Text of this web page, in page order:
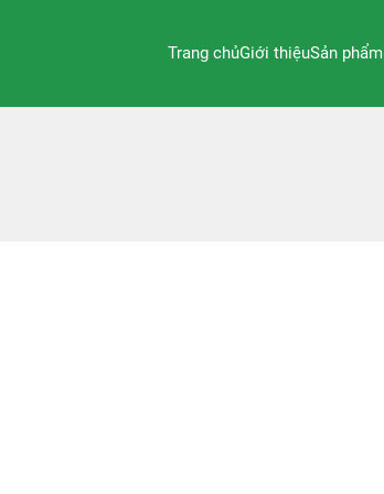
Trang chủGiới thiệuSản phẩm